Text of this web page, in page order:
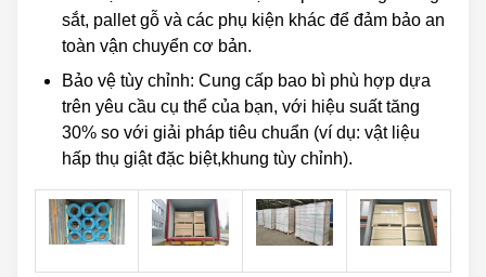
sắt, pallet gỗ và các phụ kiện khác để đảm bảo an
toàn vận chuyển cơ bản.
Bảo vệ tùy chỉnh: Cung cấp bao bì phù hợp dựa
trên yêu cầu cụ thể của bạn, với hiệu suất tăng
30% so với giải pháp tiêu chuẩn (ví dụ: vật liệu
hấp thụ giật đặc biệt,khung tùy chỉnh).